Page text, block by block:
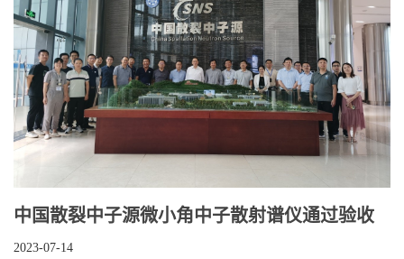
中国散裂中子源微小角中子散射谱仪通过验收
2023-07-14